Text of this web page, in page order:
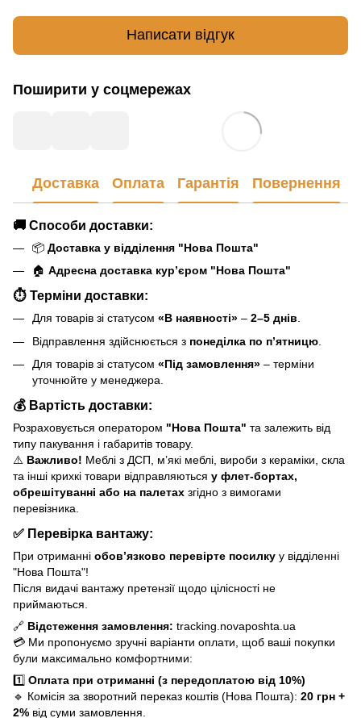
Написати відгук
Поширити у соцмережах
Доставка Оплата Гарантія Повернення
🚚 Способи доставки:
📦 Доставка у відділення "Нова Пошта"
🏠 Адресна доставка кур’єром "Нова Пошта"
⏱ Терміни доставки:
Для товарів зі статусом «В наявності» – 2–5 днів
Відправлення здійснюється з понеділка по п’ятницю
Для товарів зі статусом «Під замовлення» – терміни
уточнюйте у менеджера.
💰 Вартість доставки:
Розраховується оператором "Нова Пошта" та залежить від
типу пакування і габаритів товару.
⚠️ Важливо! Меблі з ДСП, м’які меблі, вироби з кераміки, скла
та інші крихкі товари відправляються у флет-бортах,
обрешітуванні або на палетах згідно з вимогами
перевізника.
✅ Перевірка вантажу:
При отриманні обов’язково перевірте посилку у відділенні
"Нова Пошта"!
Після видачі вантажу претензії щодо цілісності не
приймаються.
🔗 Відстеження замовлення: tracking.novaposhta.ua
💳 Ми пропонуємо зручні варіанти оплати, щоб ваші покупки
були максимально комфортними:
1️⃣ Оплата при отриманні (з передоплатою від 10%)
🔹 Комісія за зворотний переказ коштів (Нова Пошта): 20 грн +
2% від суми замовлення.